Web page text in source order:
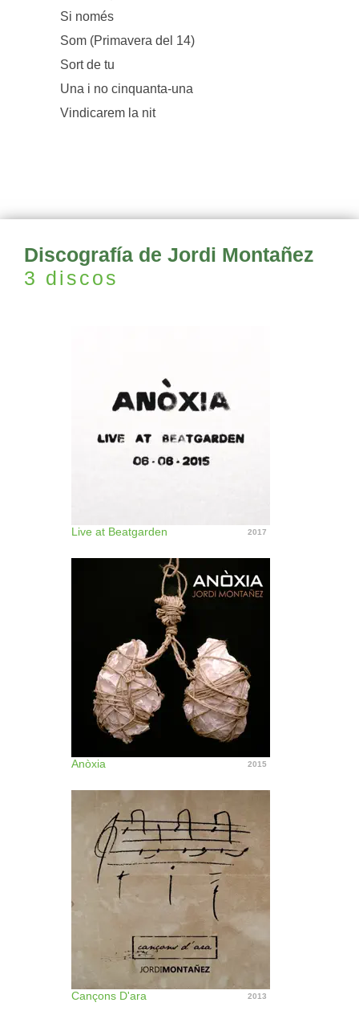
Si només
Som (Primavera del 14)
Sort de tu
Una i no cinquanta-una
Vindicarem la nit
Discografía de Jordi Montañez
3 discos
Live at Beatgarden 2017
Anòxia 2015
Cançons D'ara 2013